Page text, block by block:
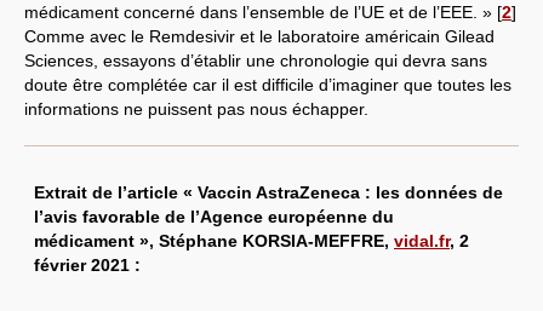
médicament concerné dans l’ensemble de l’UE et de l’EEE. » [2]
Comme avec le Remdesivir et le laboratoire américain Gilead
Sciences, essayons d’établir une chronologie qui devra sans
doute être complétée car il est difficile d’imaginer que toutes les
informations ne puissent pas nous échapper.
Extrait de l’article « Vaccin AstraZeneca : les données de
l’avis favorable de l’Agence européenne du
médicament », Stéphane KORSIA-MEFFRE, vidal.fr, 2
février 2021 :